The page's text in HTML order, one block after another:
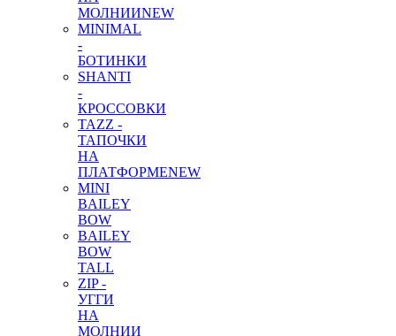
МОЛНИИNEW
MINIMAL
-
БОТИНКИ
SHANTI
-
КРОССОВКИ
TAZZ -
ТАПОЧКИ
НА
ПЛАТФОРМЕNEW
MINI
BAILEY
BOW
BAILEY
BOW
TALL
ZIP -
УГГИ
НА
МОЛНИИ